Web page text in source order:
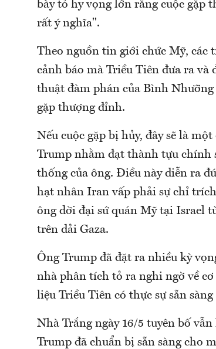
bày tỏ hy vọng lớn rằng cuộc gặp
rất ý nghĩa".
Theo nguồn tin giới chức Mỹ, các
cảnh báo mà Triều Tiên đưa ra và
thuật đàm phán của Bình
gặp thượng đỉnh.
Nếu cuộc gặp bị hủy, đây sẽ là
Trump nhằm đạt thành tựu chính
thống của ông. Điều này diễn ra
hạt nhân Iran vấp phải sự chỉ
ông dời đại sứ quán Mỹ tại Israel
trên dải Gaza.
Ông Trump đã đặt ra nhiều kỳ
nhà phân tích tỏ ra nghi ngờ về
liệu Triều Tiên có thực sự sẵn
Nhà Trắng ngày 16/5 tuyên bố
Trump đã chuẩn bị sẵn sàng cho